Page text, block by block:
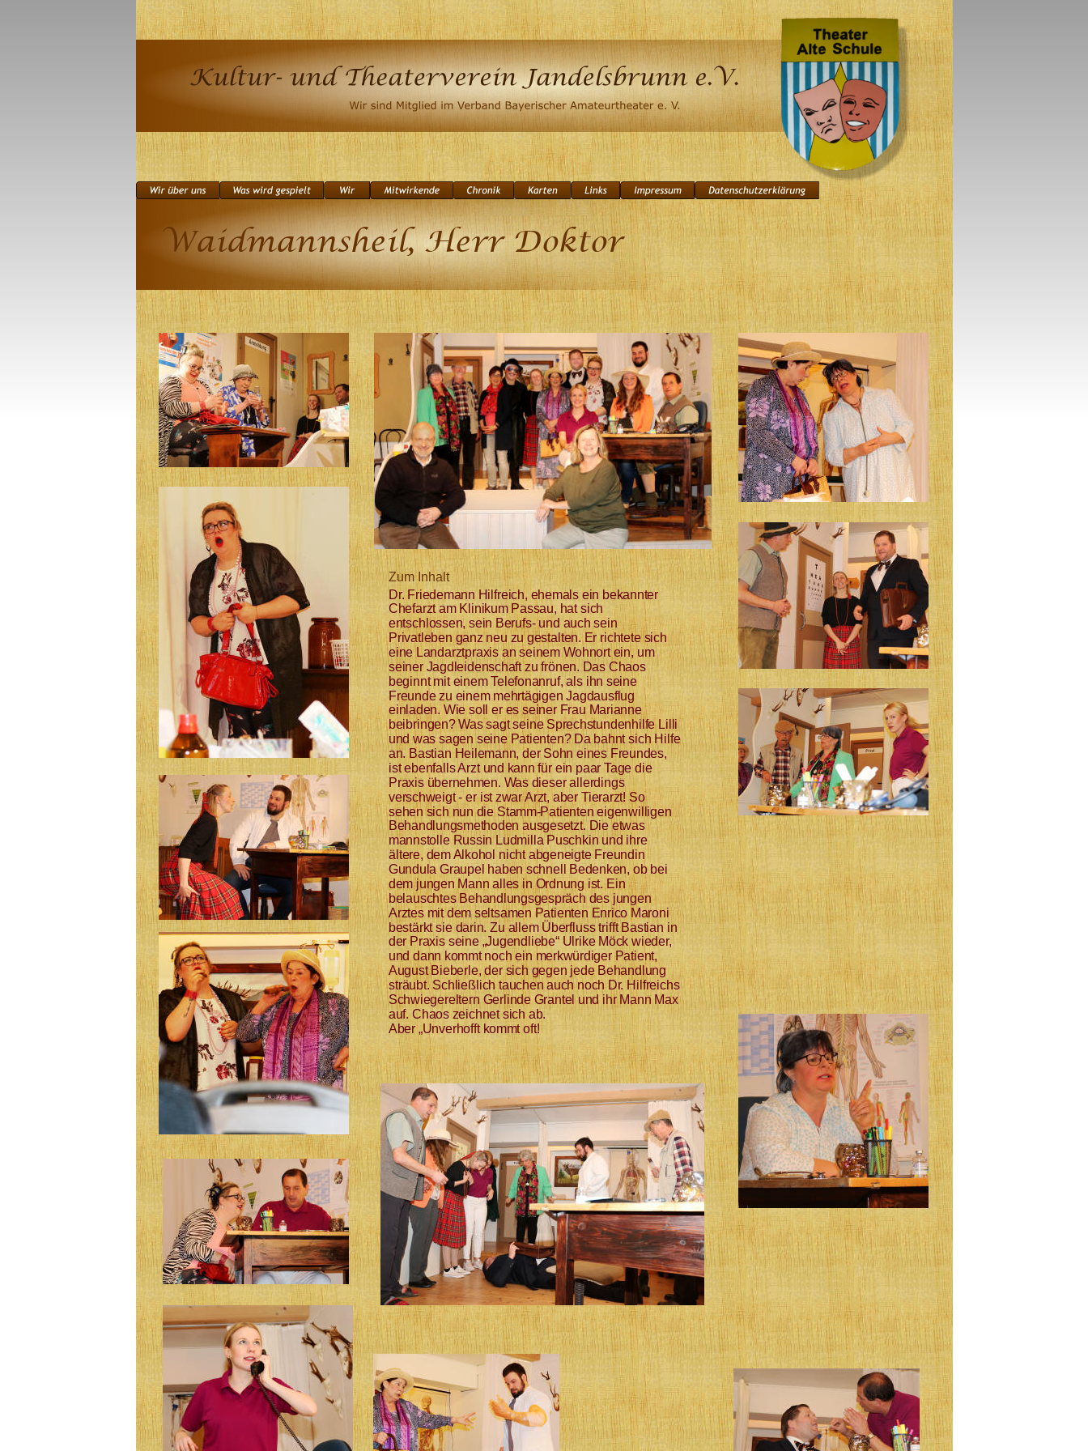
Waidmannsheil, Herr Doktor
Zum Inhalt
Dr. Friedemann Hilfreich, ehemals ein bekannter
Chefarzt am Klinikum Passau, hat sich
entschlossen, sein Berufs- und auch sein
Privatleben ganz neu zu gestalten. Er richtete sich
eine Landarztpraxis an seinem Wohnort ein, um
seiner Jagdleidenschaft zu frönen. Das Chaos
beginnt mit einem Telefonanruf, als ihn seine
Freunde zu einem mehrtägigen Jagdausflug
einladen. Wie soll er es seiner Frau Marianne
beibringen? Was sagt seine Sprechstundenhilfe Lilli
und was sagen seine Patienten? Da bahnt sich Hilfe
an. Bastian Heilemann, der Sohn eines Freundes,
ist ebenfalls Arzt und kann für ein paar Tage die
Praxis übernehmen. Was dieser allerdings
verschweigt - er ist zwar Arzt, aber Tierarzt! So
sehen sich nun die Stamm-Patienten eigenwilligen
Behandlungsmethoden ausgesetzt. Die etwas
mannstolle Russin Ludmilla Puschkin und ihre
ältere, dem Alkohol nicht abgeneigte Freundin
Gundula Graupel haben schnell Bedenken, ob bei
dem jungen Mann alles in Ordnung ist. Ein
belauschtes Behandlungsgespräch des jungen
Arztes mit dem seltsamen Patienten Enrico Maroni
bestärkt sie darin. Zu allem Überfluss trifft Bastian in
der Praxis seine „Jugendliebe“ Ulrike Möck wieder,
und dann kommt noch ein merkwürdiger Patient,
August Bieberle, der sich gegen jede Behandlung
sträubt. Schließlich tauchen auch noch Dr. Hilfreichs
Schwiegereltern Gerlinde Grantel und ihr Mann Max
auf. Chaos zeichnet sich ab.
Aber „Unverhofft kommt oft!